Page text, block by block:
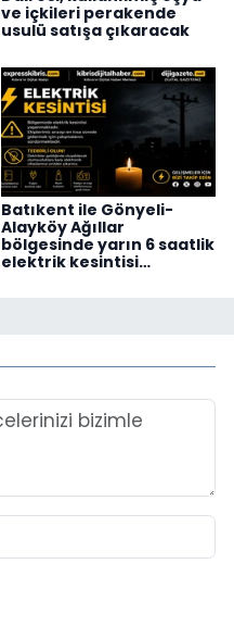
ve içkileri perakende
usulü satışa çıkaracak
Batıkent ile Gönyeli-
Alayköy Ağıllar
bölgesinde yarın 6 saatlik
elektrik kesintisi…